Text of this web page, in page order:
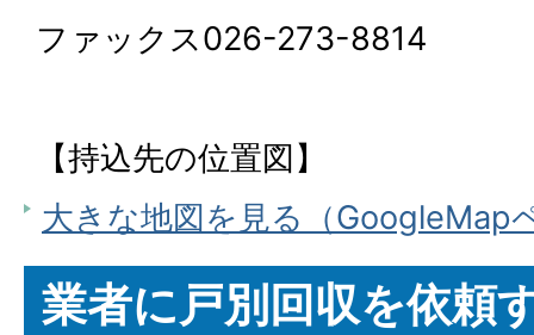
ファックス026-273-8814
【持込先の位置図】
大きな地図を見る（GoogleMap
業者に戸別回収を依頼